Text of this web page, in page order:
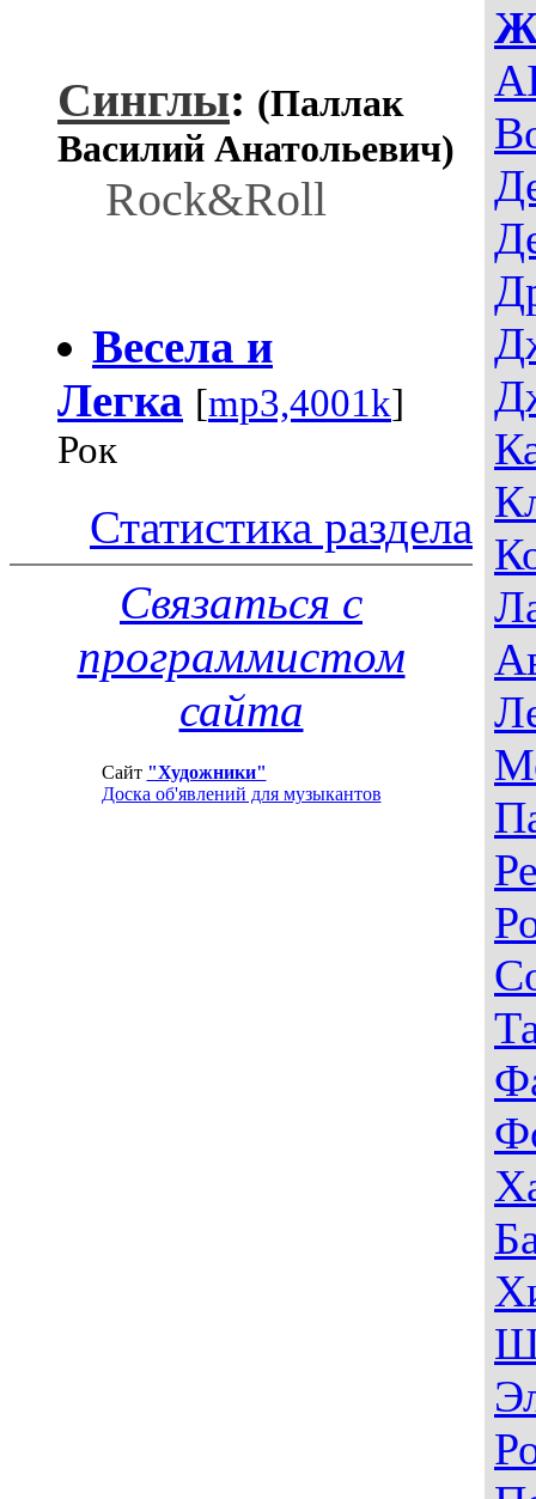
Синглы: (Паллак
Василий Анатольевич)
Rock&Roll
Весела и
Легка [mp3,4001k]
Рок
Статистика раздела
Связаться с
программистом
сайта
Сайт "Художники"
Доска об'явлений для музыкантов